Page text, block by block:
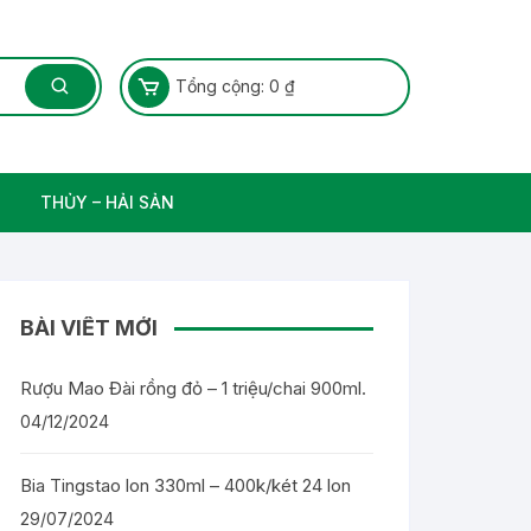
Tổng cộng: 0 ₫
THỦY – HẢI SẢN
BÀI VIẾT MỚI
Rượu Mao Đài rồng đỏ – 1 triệu/chai 900ml.
04/12/2024
Bia Tingstao lon 330ml – 400k/két 24 lon
29/07/2024